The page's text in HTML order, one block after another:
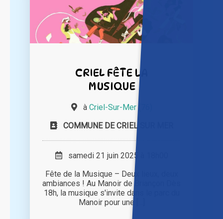
CRIEL FÊTE LA
MUSIQUE
à Criel-Sur-Mer (76)
COMMUNE DE CRIEL SUR MER
samedi 21 juin 2025 à 18h00
Fête de la Musique – Deux lieux, deux
ambiances ! Au Manoir de Briançon Dès
18h, la musique s'invite dans le parc du
Manoir pour une [...]